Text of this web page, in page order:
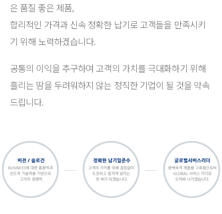
은 품질 좋은 제품,
합리적인 가격과 신속 정확한 납기로 고객들을 만족시키
기 위해 노력하겠습니다.
공통의 이익을 추구하여 고객의 가치를 극대화하기 위해
흘리는 땀을 두려워하지 않는 정직한 기업이 될 것을 약속
드립니다.